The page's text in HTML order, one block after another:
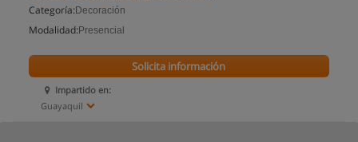
Categoría: Decoración
Modalidad: Presencial
Impartido en:
Guayaquil
Solicita información